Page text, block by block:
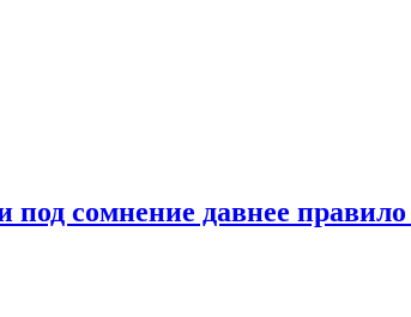
под сомнение давнее